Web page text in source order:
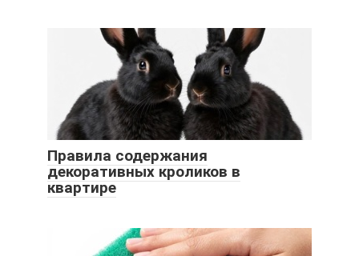
Правила содержания
декоративных кроликов в
квартире